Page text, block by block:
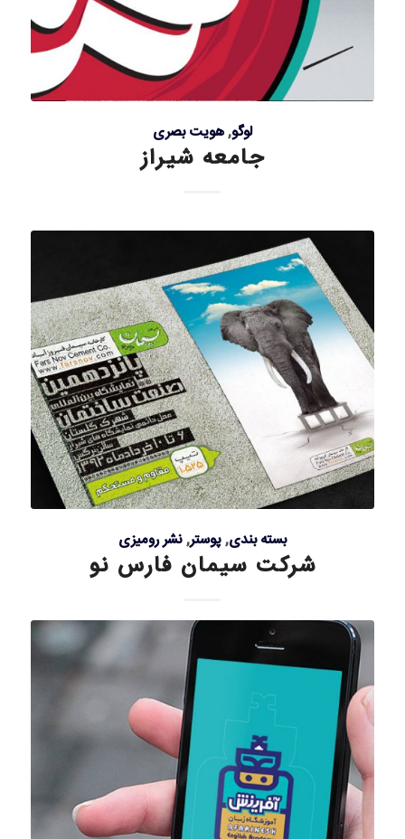
لوگو,هویت بصری
جامعه شیراز
بسته بندی,پوستر,نشر رومیزی
شرکت سیمان فارس نو